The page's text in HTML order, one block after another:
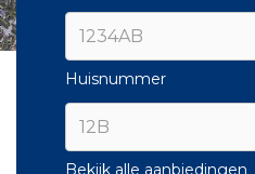
Huisnummer
Bekijk alle aanbiedingen